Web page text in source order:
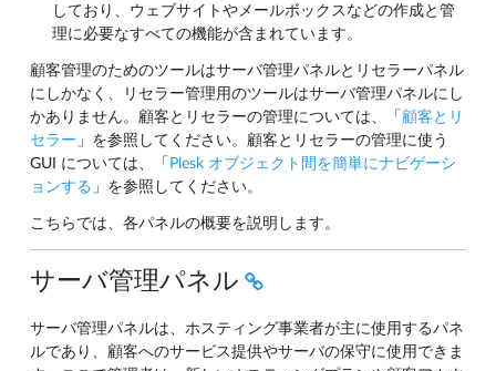
しており、ウェブサイトやメールボックスなどの作成と管
理に必要なすべての機能が含まれています。
顧客管理のためのツールはサーバ管理パネルとリセラーパネル
にしかなく、リセラー管理用のツールはサーバ管理パネルにし
かありません。顧客とリセラーの管理については、「 顧客とリ
セラー 」を参照してください。顧客とリセラーの管理に使う
GUI については、「 Plesk オブジェクト間を簡単にナビゲーシ
ョンする 」を参照してください。
こちらでは、各パネルの概要を説明します。
サーバ管理パネル
サーバ管理パネルは、ホスティング事業者が主に使用するパネ
ルであり、顧客へのサービス提供やサーバの保守に使用できま